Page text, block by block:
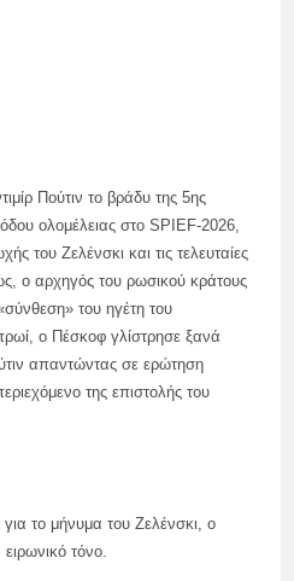
Πούτιν το βράδυ της 5ης
ολομέλειας στο SPIEF-2026,
του Ζελένσκι και τις τελευταίες
ο αρχηγός του ρωσικού κράτους
του ηγέτη του
ο Πέσκοφ γλίστρησε ξανά
απαντώντας σε ερώτηση
της επιστολής του
το μήνυμα του Ζελένσκι, ο
τόνο.